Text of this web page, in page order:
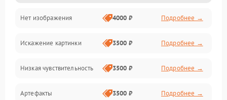
Программные ошибки
Электропитание
Измерения
Матрица
Нет изображения 4000 ₽ Подробнее →
Искажение картинки 3500 ₽ Подробнее →
Низкая чувствительность 3500 ₽ Подробнее →
Артефакты 3500 ₽ Подробнее →